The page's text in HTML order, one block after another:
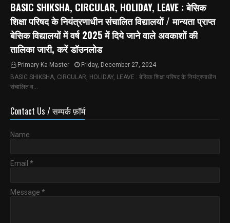
BASIC SHIKSHA, CIRCULAR, HOLIDAY, LEAVE : बेसिक
शिक्षा परिषद के नियंत्रणाधीन संचालित विद्यालयों / मान्यता प्राप्त
बेसिक विद्यालयों में वर्ष 2025 में दिये जाने वाले अवकाशों की
तालिका जारी, करें डॉउनलोड
Primary Ka Master
Friday, December 27, 2024
BASIC SHIKSHA, CIRCULAR, HOLIDAY, LEAVE : बेसिक शिक्षा परिषद के नियंत्रणाधीन
संचालित व…
Contact Us / सम्पर्क फ़ॉर्म
Name
Email *
Message *